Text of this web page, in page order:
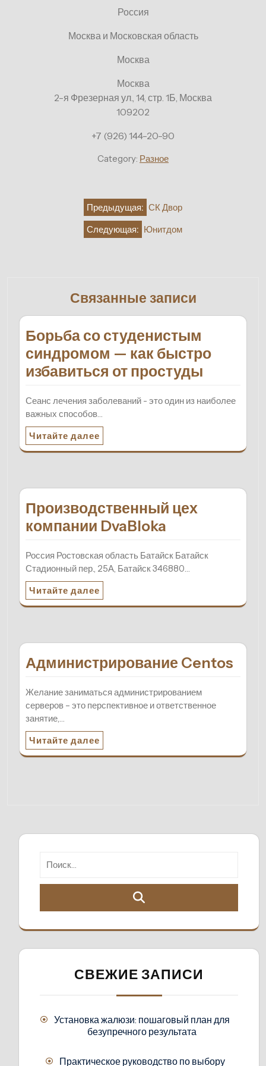
Россия
Москва и Московская область
Москва
Москва
2-я Фрезерная ул., 14, стр. 1Б, Москва
109202
+7 (926) 144-20-90
Category: Разное
Навигация Предыдущая: СК Двор
Следующая: Юнитдом
Связанные записи
Борьба со студенистым
синдромом — как быстро
избавиться от простуды
Сеанс лечения заболеваний - это один из наиболее
важных способов…
Читайте далее
Производственный цех
компании DvaBloka
Россия Ростовская область Батайск Батайск
Стадионный пер., 25А, Батайск 346880…
Читайте далее
Администрирование Centos
Желание заниматься администрированием
серверов – это перспективное и ответственное
занятие,…
Читайте далее
СВЕЖИЕ ЗАПИСИ
Установка жалюзи: пошаговый план для
безупречного результата
Практическое руководство по выбору